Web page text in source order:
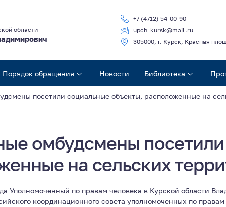
области
+7 (4712) 54-00-90
upch_kursk@mail.ru
305000, г. Курск, Красная
Порядок обращения Новости Библиотека
посетили социальные объекты, расположенные на
омбудсмены
на сельских
Уполномоченный по правам человека в Курской области
координационного совета уполномоченных по